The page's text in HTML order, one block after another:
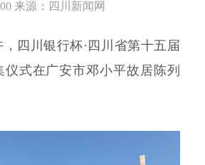
来源：四川新闻网
川银行杯·四川省第十五届
式在广安市邓小平故居陈列